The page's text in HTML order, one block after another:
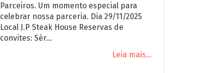
Parceiros. Um momento especial para
celebrar nossa parceria. Dia 29/11/2025
Local J.P Steak House Reservas de
convites: Sér...
Leia mais...